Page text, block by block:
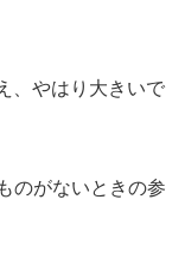
、やはり大きいで
のがないときの参